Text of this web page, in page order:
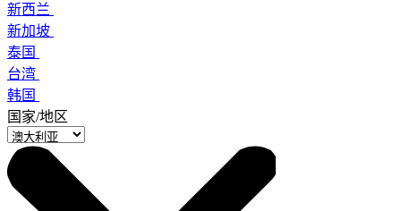
新西兰
新加坡
泰国
台湾
韩国
国家/地区